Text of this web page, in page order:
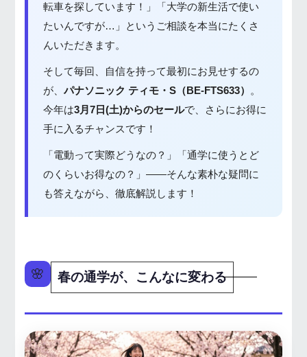
転車を探しています！」「大学の新生活で使い
たいんですが…」というご相談を本当にたくさ
んいただきます。
そして毎回、自信を持って最初にお見せするの
が、パナソニック ティモ・S（BE-FTS633） 。
今年は3月7日(土)からのセールで、さらにお得に
手に入るチャンスです！
「電動って実際どうなの？」「通学に使うとど
のくらいお得なの？」——そんな素朴な疑問に
も答えながら、徹底解説します！
🌸 春の通学が、こんなに変わる